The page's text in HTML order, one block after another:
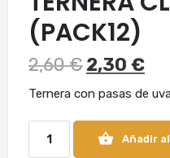
(PACK12)
2,60€2,30 €
Ternera con pasas de
Añadir